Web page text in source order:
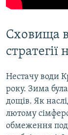
Сховища
стратегії
Нестачу води
року. Зима
дощів. Як
лютому
обмеження